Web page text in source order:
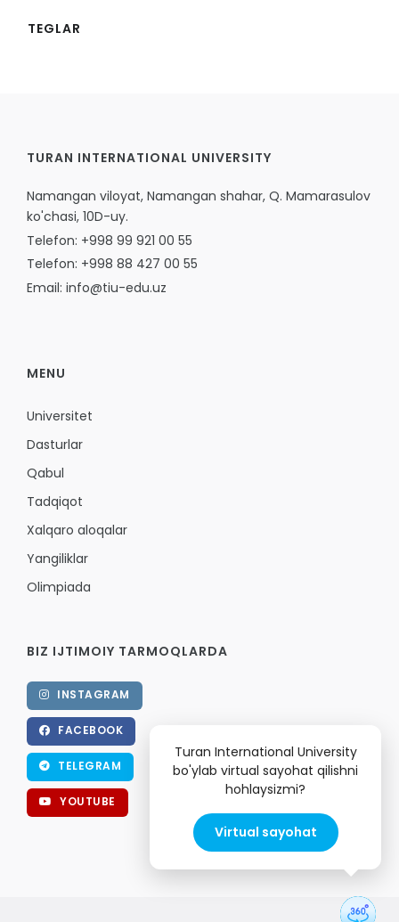
TEGLAR
TURAN INTERNATIONAL UNIVERSITY
Namangan viloyat, Namangan shahar, Q. Mamarasulov
ko'chasi, 10D-uy.
Telefon: +998 99 921 00 55
Telefon: +998 88 427 00 55
Email: info@tiu-edu.uz
MENU
Universitet
Dasturlar
Qabul
Tadqiqot
Xalqaro aloqalar
Yangiliklar
Olimpiada
BIZ IJTIMOIY TARMOQLARDA
INSTAGRAM
FACEBOOK
TELEGRAM
YOUTUBE
Turan International University
bo'ylab virtual sayohat qilishni
hohlaysizmi?
Virtual sayohat